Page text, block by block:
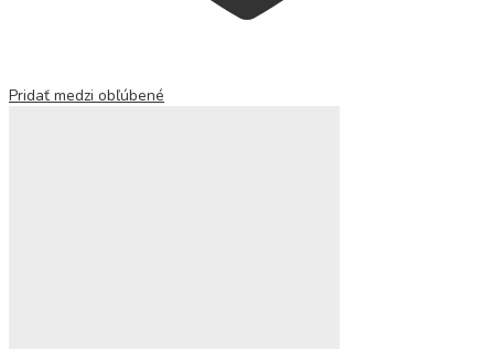
Pridať medzi obľúbené